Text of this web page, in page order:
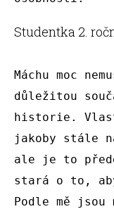
Studentka 2.
Máchu moc
důležitou
historie.
jakoby stále
ale je to
stará o to,
Podle mě jsou